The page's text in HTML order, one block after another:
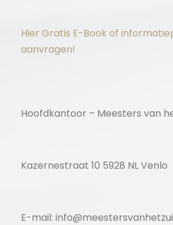
Hier Gratis E-Book of
aanvragen!
Hoofdkantoor – Meesters van
Kazernestraat 10 5928 NL Venlo
E-mail: